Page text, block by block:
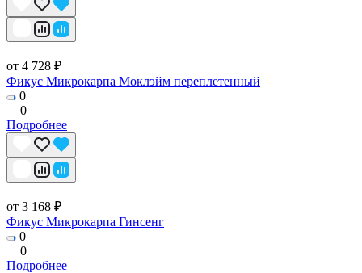
от 4 728 ₽
Фикус Микрокарпа Моклэйм переплетенный
0
0
Подробнее
от 3 168 ₽
Фикус Микрокарпа Гинсенг
0
0
Подробнее